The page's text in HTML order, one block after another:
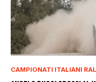
CAMPIONATI ITALIANI